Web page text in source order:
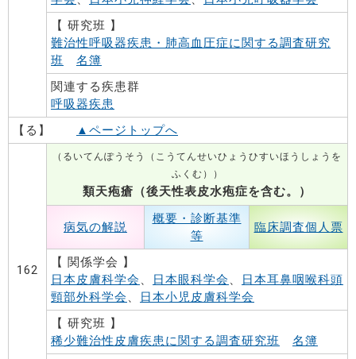
【 研究班 】
難治性呼吸器疾患・肺高血圧症に関する調査研究
班
名簿
関連する疾患群
呼吸器疾患
【る】
▲ページトップへ
162
（るいてんぽうそう（こうてんせいひょうひすいほうしょうを
ふくむ））
類天疱瘡（後天性表皮水疱症を含む。）
病気の解説
概要・診断基準
等
臨床調査個人票
【 関係学会 】
日本皮膚科学会 、 日本眼科学会 、
日本耳鼻咽喉科頭
頸部外科学会 、
日本小児皮膚科学会
【 研究班 】
稀少難治性皮膚疾患に関する調査研究班
名簿